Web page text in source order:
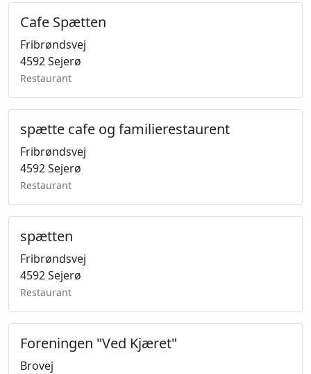
Cafe Spætten
Fribrøndsvej
4592 Sejerø
Restaurant
spætte cafe og familierestaurent
Fribrøndsvej
4592 Sejerø
Restaurant
spætten
Fribrøndsvej
4592 Sejerø
Restaurant
Foreningen "Ved Kjæret"
Brovej